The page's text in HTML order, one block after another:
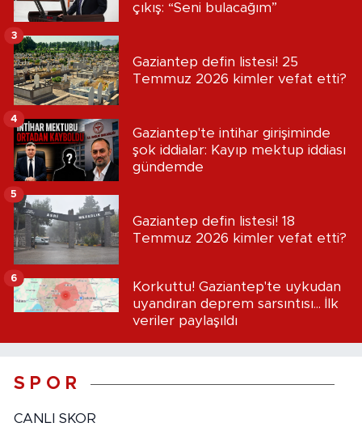
çıkış: “Seni bulacağım”
Gaziantep defin listesi! 25
Temmuz 2026 kimler vefat etti?
3
Gaziantep'te intihar girişiminde
şok iddialar: Kayıp mektup iddiası
gündemde
4
Gaziantep defin listesi! 18
Temmuz 2026 kimler vefat etti?
5
Korkuttu! Gaziantep'te uykudan
uyandıran deprem sarsıntısı... İlk
veriler paylaşıldı
6
S P O R
CANLI SKOR